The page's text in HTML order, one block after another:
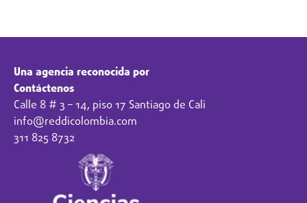
Una agencia reconocida por
Contáctenos
Calle 8 # 3 – 14, piso 17 Santiago de Cali
info@reddicolombia.com
311 825 8732